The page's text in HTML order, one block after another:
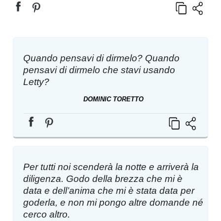
Quando pensavi di dirmelo? Quando
pensavi di dirmelo che stavi usando
Letty?
DOMINIC TORETTO
Per tutti noi scenderà la notte e arriverà la
diligenza. Godo della brezza che mi è
data e dell’anima che mi è stata data per
goderla, e non mi pongo altre domande né
cerco altro.